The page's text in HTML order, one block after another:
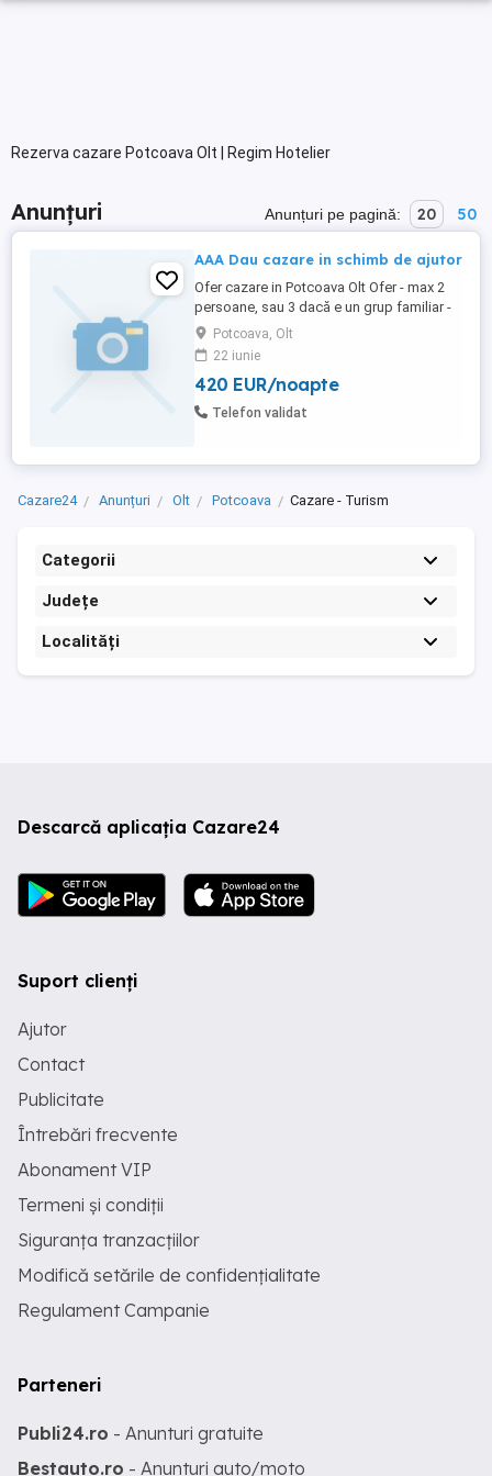
Rezerva cazare Potcoava Olt | Regim Hotelier
Anunțuri Anunțuri pe pagină: 20 50
AAA Dau cazare in schimb de ajutor
Ofer cazare in Potcoava Olt Ofer - max 2
persoane, sau 3 dacă e un grup familiar -
net, -televiziune - mesele principale in
schimb de câțiva ore saptamanal de: -
ajutor in casa (curățenie - gatit) si sau -
munca usoara (hranit animale curățenie in
curte casa), -facultativ: ajutor în bar în
Potcoava, Olt
22 iunie
420 EUR/noapte
Telefon validat
Cazare24 Anunțuri Olt Potcoava Cazare - Turism
Categorii
Județe
Localități
Descarcă aplicația Cazare24
Suport clienți
Ajutor
Contact
Publicitate
Întrebări frecvente
Abonament VIP
Termeni și condiții
Siguranța tranzacțiilor
Modifică setările de confidențialitate
Regulament Campanie
Parteneri
Publi24.ro - Anunturi gratuite
Bestauto.ro - Anunturi auto/moto